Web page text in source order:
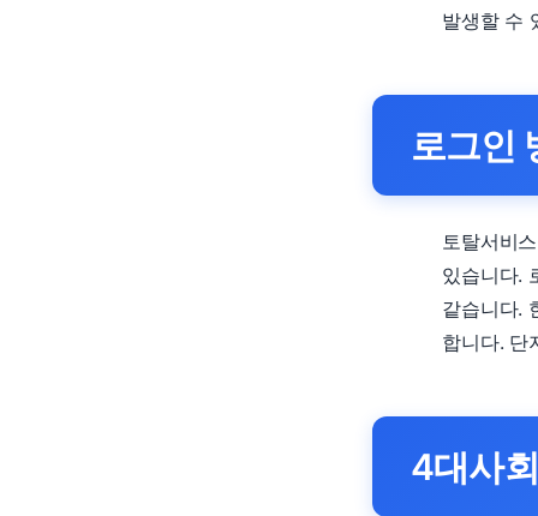
발생할 수
로그인
토탈서비
있습니다.
같습니다.
합니다. 단
4대사